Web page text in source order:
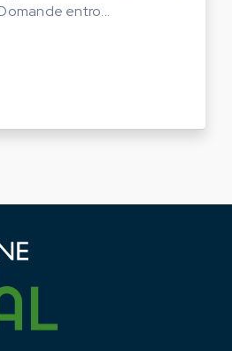
entro...
LAZIO E ARSIAL PORTANO